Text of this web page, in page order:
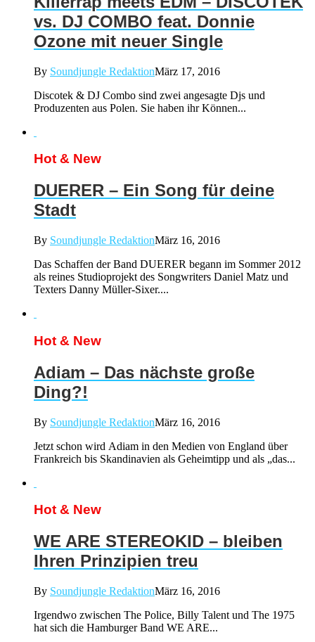
vs. DJ COMBO feat. Donnie
Ozone mit neuer Single
By Soundjungle RedaktionMärz 17, 2016
Discotek & DJ Combo sind zwei angesagte Djs und
Produzenten aus Polen. Sie haben ihr Können...
Hot & New
DUERER – Ein Song für deine
Stadt
By Soundjungle RedaktionMärz 16, 2016
Das Schaffen der Band DUERER begann im Sommer 2012
als reines Studioprojekt des Songwriters Daniel Matz und
Texters Danny Müller-Sixer....
Hot & New
Adiam – Das nächste große
Ding?!
By Soundjungle RedaktionMärz 16, 2016
Jetzt schon wird Adiam in den Medien von England über
Frankreich bis Skandinavien als Geheimtipp und als „das...
Hot & New
WE ARE STEREOKID – bleiben
Ihren Prinzipien treu
By Soundjungle RedaktionMärz 16, 2016
Irgendwo zwischen The Police, Billy Talent und The 1975
hat sich die Hamburger Band WE ARE...